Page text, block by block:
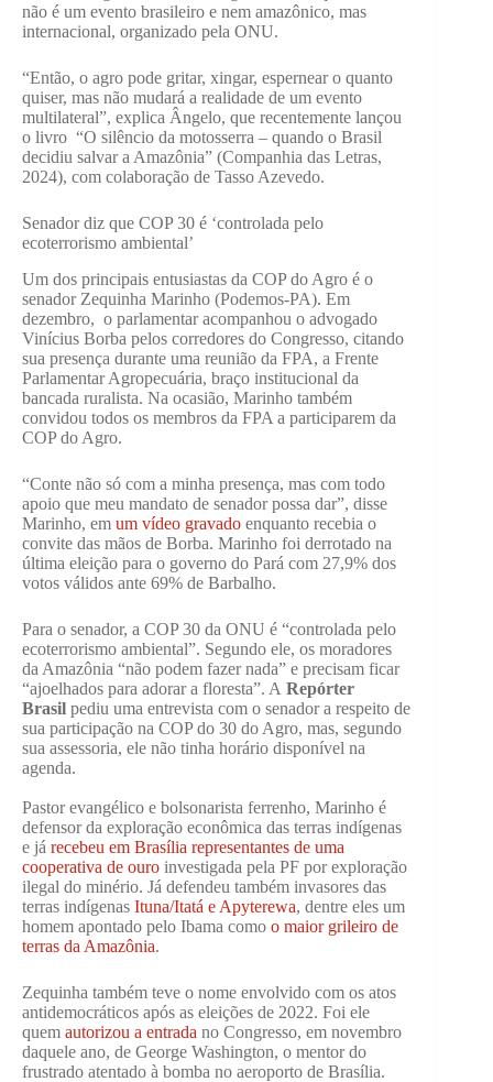
não é um evento brasileiro e nem amazônico, mas
internacional, organizado pela ONU.
“Então, o agro pode gritar, xingar, espernear o quanto
quiser, mas não mudará a realidade de um evento
multilateral”, explica Ângelo, que recentemente lançou
o livro “O silêncio da motosserra – quando o Brasil
decidiu salvar a Amazônia” (Companhia das Letras,
2024), com colaboração de Tasso Azevedo.
Senador diz que COP 30 é ‘controlada pelo
ecoterrorismo ambiental’
Um dos principais entusiastas da COP do Agro é o
senador Zequinha Marinho (Podemos-PA). Em
dezembro, o parlamentar acompanhou o advogado
Vinícius Borba pelos corredores do Congresso, citando
sua presença durante uma reunião da FPA, a Frente
Parlamentar Agropecuária, braço institucional da
bancada ruralista. Na ocasião, Marinho também
convidou todos os membros da FPA a participarem da
COP do Agro.
“Conte não só com a minha presença, mas com todo
apoio que meu mandato de senador possa dar”, disse
Marinho, em um vídeo gravado enquanto recebia o
convite das mãos de Borba. Marinho foi derrotado na
última eleição para o governo do Pará com 27,9% dos
votos válidos ante 69% de Barbalho.
Para o senador, a COP 30 da ONU é “controlada pelo
ecoterrorismo ambiental”. Segundo ele, os moradores
da Amazônia “não podem fazer nada” e precisam ficar
“ajoelhados para adorar a floresta”. A Repórter
Brasil pediu uma entrevista com o senador a respeito de
sua participação na COP do 30 do Agro, mas, segundo
sua assessoria, ele não tinha horário disponível na
agenda.
Pastor evangélico e bolsonarista ferrenho, Marinho é
defensor da exploração econômica das terras indígenas
e já recebeu em Brasília representantes de uma
cooperativa de ouro investigada pela PF por exploração
ilegal do minério. Já defendeu também invasores das
terras indígenas Ituna/Itatá e Apyterewa, dentre eles um
homem apontado pelo Ibama como o maior grileiro de
terras da Amazônia.
Zequinha também teve o nome envolvido com os atos
antidemocráticos após as eleições de 2022. Foi ele
quem autorizou a entrada no Congresso, em novembro
daquele ano, de George Washington, o mentor do
frustrado atentado à bomba no aeroporto de Brasília.